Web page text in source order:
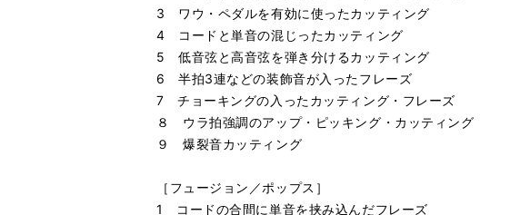
3 ワウ・ペダルを有効に使ったカッティング
4 コードと単音の混じったカッティング
5 低音弦と高音弦を弾き分けるカッティング
6 半拍3連などの装飾音が入ったフレーズ
7 チョーキングの入ったカッティング・フレーズ
８ ウラ拍強調のアップ・ピッキング・カッティング
９ 爆裂音カッティング
［フュージョン／ポップス］
1 コードの合間に単音を挟み込んだフレーズ